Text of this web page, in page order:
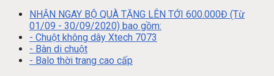
NHẬN NGAY BỘ QUÀ TẶNG LÊN TỚI 600.000Đ (Từ
01/09 - 30/09/2020) bao gồm:
- Chuột không dây Xtech 7073
- Bàn di chuột
- Balo thời trang cao cấp